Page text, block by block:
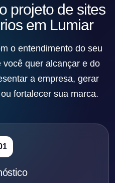
projeto de sites
em Lumiar
o entendimento do seu
quer alcançar e do
a empresa, gerar
fortalecer sua marca.